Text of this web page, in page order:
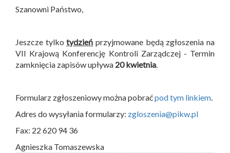
Szanowni Państwo,
Jeszcze tylkotydzień przyjmowane będą zgłoszenia na
VII Krajową Konferencję Kontroli Zarządczej - Termin
zamknięcia zapisów upływa 20 kwietnia.
Formularz zgłoszeniowy można pobraćpod tym linkiem.
Adres do wysyłania formularzy: zgloszenia@pikw.pl
Fax: 22 620 94 36
Agnieszka Tomaszewska